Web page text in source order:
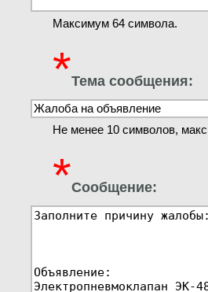
Максимум 64 символа.
*Тема сообщения:
Не менее 10 символов,
*Сообщение: